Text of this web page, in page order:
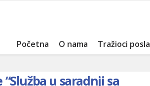
Početna O nama Tražioci posla
u saradnji sa